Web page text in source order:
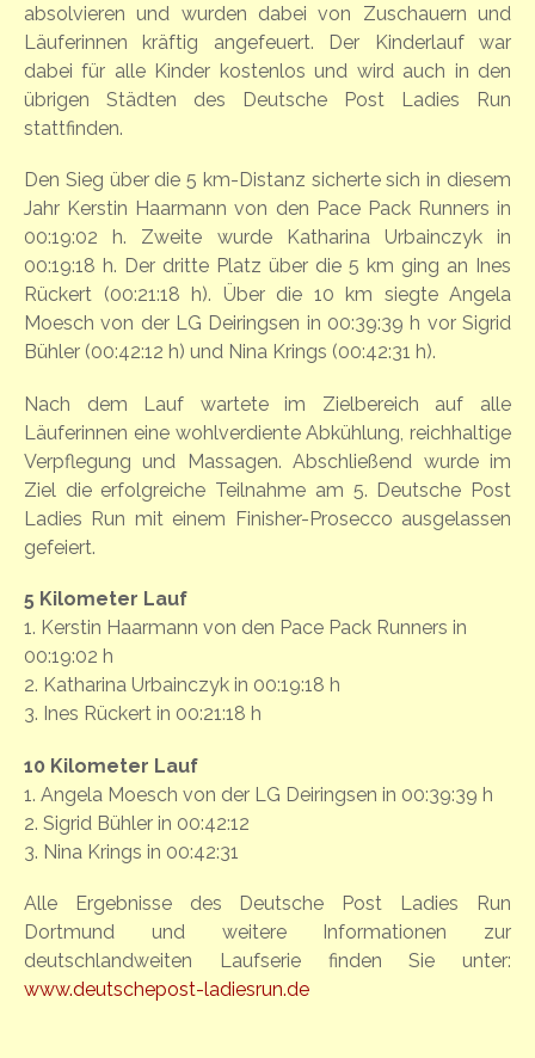
absolvieren und wurden dabei von Zuschauern und
Läuferinnen kräftig angefeuert. Der Kinderlauf war
dabei für alle Kinder kostenlos und wird auch in den
übrigen Städten des Deutsche Post Ladies Run
stattfinden.
Den Sieg über die 5 km-Distanz sicherte sich in diesem
Jahr Kerstin Haarmann von den Pace Pack Runners in
00:19:02 h. Zweite wurde Katharina Urbainczyk in
00:19:18 h. Der dritte Platz über die 5 km ging an Ines
Rückert (00:21:18 h). Über die 10 km siegte Angela
Moesch von der LG Deiringsen in 00:39:39 h vor Sigrid
Bühler (00:42:12 h) und Nina Krings (00:42:31 h).
Nach dem Lauf wartete im Zielbereich auf alle
Läuferinnen eine wohlverdiente Abkühlung, reichhaltige
Verpflegung und Massagen. Abschließend wurde im
Ziel die erfolgreiche Teilnahme am 5. Deutsche Post
Ladies Run mit einem Finisher-Prosecco ausgelassen
gefeiert.
5 Kilometer Lauf
1. Kerstin Haarmann von den Pace Pack Runners in
00:19:02 h
2. Katharina Urbainczyk in 00:19:18 h
3. Ines Rückert in 00:21:18 h
10 Kilometer Lauf
1. Angela Moesch von der LG Deiringsen in 00:39:39 h
2. Sigrid Bühler in 00:42:12
3. Nina Krings in 00:42:31
Alle Ergebnisse des Deutsche Post Ladies Run
Dortmund und weitere Informationen zur
deutschlandweiten Laufserie finden Sie unter:
www.deutschepost-ladiesrun.de